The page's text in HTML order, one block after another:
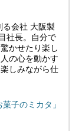
会社 大阪製
社長。自分で
かせたり楽し
の心を動かす
しみながら仕
子のミカタ」